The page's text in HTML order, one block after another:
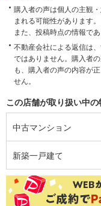
購入者の声は個人の主観
まれる可能性があります。
また、投稿時点の情報で
不動産会社による返信は
ではありません。購入者
も、購入者の声の内容が
せん。
この店舗が取り扱い中の
中古マンション
新築一戸建て